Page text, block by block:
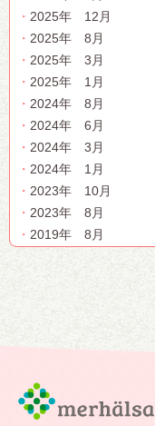
2025年 12月
2025年 8月
2025年 3月
2025年 1月
2024年 8月
2024年 6月
2024年 3月
2024年 1月
2023年 10月
2023年 8月
2019年 8月